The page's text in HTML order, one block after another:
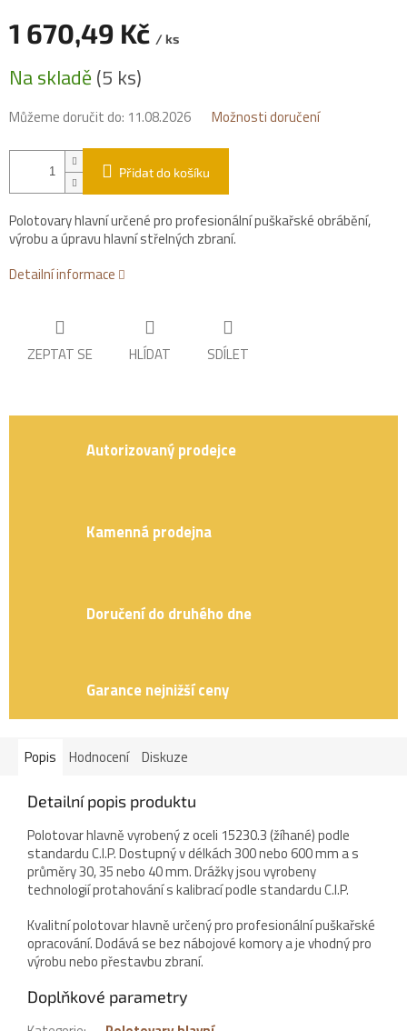
1 670,49 Kč / ks
cena:
Na skladě(5 ks)
Můžeme doručit do: 11.08.2026 Možnosti doručení
Přidat do košíku
Polotovary hlavní určené pro profesionální puškařské obrábění,
výrobu a úpravu hlavní střelných zbraní.
Detailní informace
ZEPTAT SE HLÍDAT SDÍLET
Autorizovaný prodejce
Kamenná prodejna
Doručení do druhého dne
Garance nejnižší ceny
Popis Hodnocení Diskuze
Detailní popis produktu
Polotovar hlavně vyrobený z oceli 15230.3 (žíhané) podle
standardu C.I.P. Dostupný v délkách 300 nebo 600 mm a s
průměry 30, 35 nebo 40 mm. Drážky jsou vyrobeny
technologií protahování s kalibrací podle standardu C.I.P.
Kvalitní polotovar hlavně určený pro profesionální puškařské
opracování. Dodává se bez nábojové komory a je vhodný pro
výrobu nebo přestavbu zbraní.
Doplňkové parametry